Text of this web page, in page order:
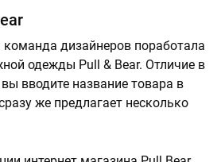
дизайнеров поработала
одежды Pull & Bear. Отличие в
вводите название товара в
же предлагает несколько